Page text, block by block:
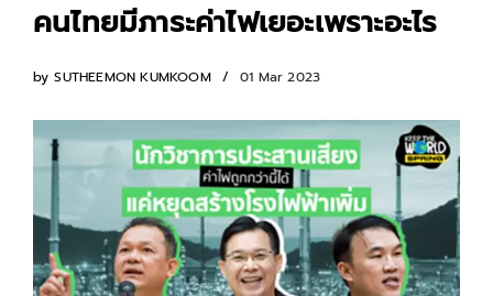
คนไทยมีภาระค่าไฟเยอะเพราะอะไร
by SUTHEEMON KUMKOOM 01 Mar 2023